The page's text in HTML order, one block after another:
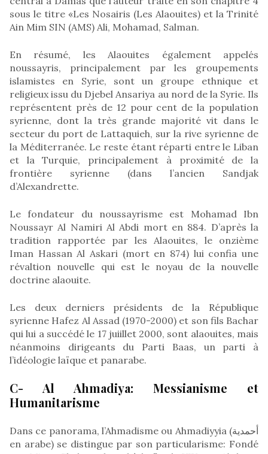
sous le titre «Les Nosairis (Les Alaouites) et la Trinité
Ain Mim SIN (AMS) Ali, Mohamad, Salman.
En résumé, les Alaouites également appelés
noussayris, principalement par les groupements
islamistes en Syrie, sont un groupe ethnique et
religieux issu du Djebel Ansariya au nord de la Syrie. Ils
représentent près de 12 pour cent de la population
syrienne, dont la très grande majorité vit dans le
secteur du port de Lattaquieh, sur la rive syrienne de
la Méditerranée. Le reste étant réparti entre le Liban
et la Turquie, principalement à proximité de la
frontière syrienne (dans l’ancien Sandjak
d’Alexandrette.
Le fondateur du noussayrisme est Mohamad Ibn
Noussayr Al Namiri Al Abdi mort en 884. D’après la
tradition rapportée par les Alaouites, le onzième
Iman Hassan Al Askari (mort en 874) lui confia une
révaltion nouvelle qui est le noyau de la nouvelle
doctrine alaouite.
Les deux derniers présidents de la République
syrienne Hafez Al Assad (1970-2000) et son fils Bachar
qui lui a succédé le 17 juiillet 2000, sont alaouites, mais
néanmoins dirigeants du Parti Baas, un parti à
l’idéologie laïque et panarabe.
C- Al Ahmadiya: Messianisme et
Humanitarisme
Dans ce panorama, l’Ahmadisme ou Ahmadiyyia (أحمدية
en arabe) se distingue par son particularisme: Fondé